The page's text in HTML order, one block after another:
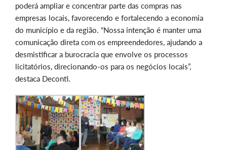
poderá ampliar e concentrar parte das compras nas
empresas locais, favorecendo e fortalecendo a economia
do município e da região. “Nossa intenção é manter uma
comunicação direta com os empreendedores, ajudando a
desmistificar a burocracia que envolve os processos
licitatórios, direcionando-os para os negócios locais”,
destaca Deconti.